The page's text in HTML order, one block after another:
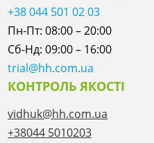
+38 044 501 02 03
Пн-Пт: 08:00 – 20:00
Сб-Нд: 09:00 – 16:00
trial@hh.com.ua
КОНТРОЛЬ ЯКОСТІ
vidhuk@hh.com.ua
+38044 5010203